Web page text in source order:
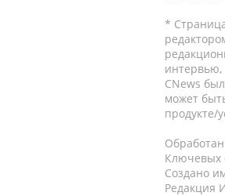
*
интервью,
CNews
может
продукте/
Ключевых
Создано
Редакция